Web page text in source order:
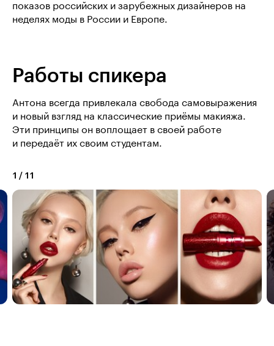
показов российских и зарубежных дизайнеров на
неделях моды в России и Европе.
Работы спикера
Антона всегда привлекала свобода самовыражения
и новый взгляд на классические приёмы макияжа.
Эти принципы он воплощает в своей работе
и передаёт их своим студентам.
1 / 11